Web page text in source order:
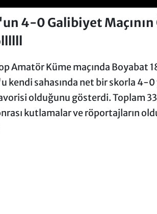
4-0 Galibiyet Maçının
Amatör Küme maçında Boyabat
kendi sahasında net bir skorla 4-0
olduğunu gösterdi. Toplam
kutlamalar ve röportajların